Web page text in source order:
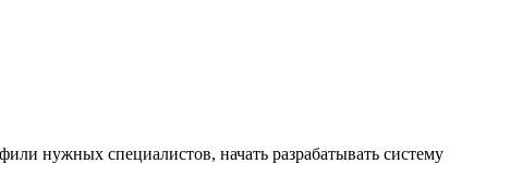
нужных специалистов, начать разрабатывать систему